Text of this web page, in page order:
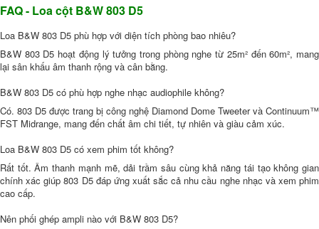
FAQ - Loa cột B&W 803 D5
Loa B&W 803 D5 phù hợp với diện tích phòng bao nhiêu?
B&W 803 D5 hoạt động lý tưởng trong phòng nghe từ 25m² đến 60m², mang
lại sân khấu âm thanh rộng và cân bằng.
B&W 803 D5 có phù hợp nghe nhạc audiophile không?
Có. 803 D5 được trang bị công nghệ Diamond Dome Tweeter và Continuum™
FST Midrange, mang đến chất âm chi tiết, tự nhiên và giàu cảm xúc.
Loa B&W 803 D5 có xem phim tốt không?
Rất tốt. Âm thanh mạnh mẽ, dải trầm sâu cùng khả năng tái tạo không gian
chính xác giúp 803 D5 đáp ứng xuất sắc cả nhu cầu nghe nhạc và xem phim
cao cấp.
Nên phối ghép ampli nào với B&W 803 D5?